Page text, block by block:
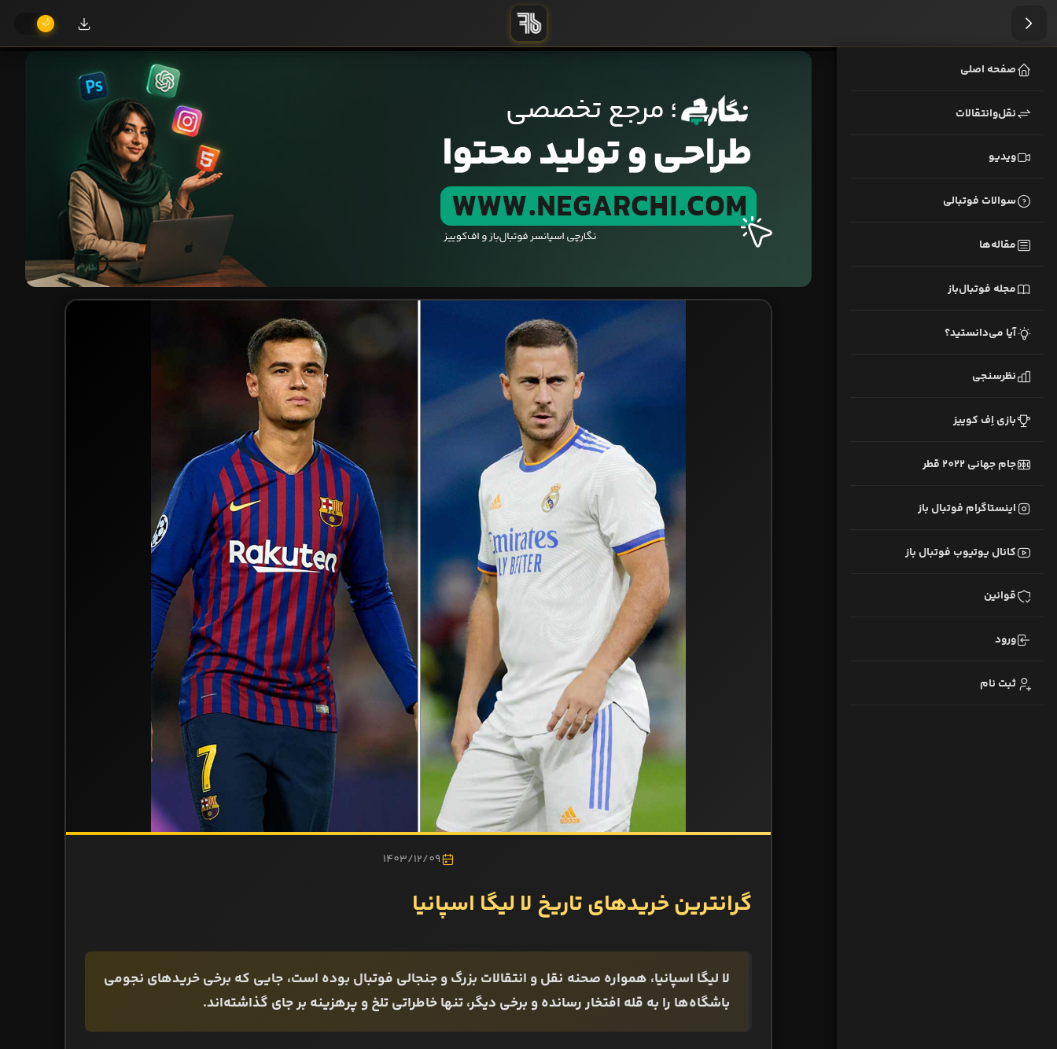
صفحه اصلی
نقل‌وانتقالات
ویدیو
سوالات فوتبالی
مقاله‌ها
مجله فوتبال‌باز
آیا می‌دانستید؟
نظرسنجی
بازی اِف کوییز
جام جهانی 2022 قطر
اینستاگرام فوتبال باز
کانال یوتیوب فوتبال باز
قوانین
ورود
ثبت نام
1403/12/09
گرانترین خریدهای تاریخ لا لیگا اسپانیا
لا لیگا اسپانیا، همواره صحنه‌ نقل و انتقالات بزرگ و جنجالی فوتبال بوده است، جایی که برخی خریدهای نجومی
باشگاه‌ها را به قله افتخار رسانده و برخی دیگر، تنها خاطراتی تلخ و پرهزینه بر جای گذاشته‌اند.